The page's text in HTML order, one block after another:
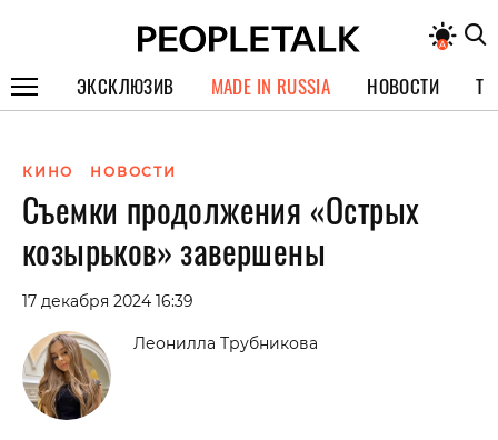
ЭКСКЛЮЗИВ
СПЕЦПРОЕКТЫ
ИНТЕРВЬЮ
ПОКОЛЕНИЕ
MADE IN RUSSIA НОВОСТИ
КИНО НОВОСТИ
Съемки продолжения «Острых
козырьков» завершены
17 декабря 2024 16:39
Леонилла Трубникова